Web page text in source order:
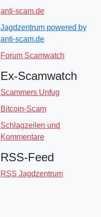
anti-scam.de
Jagdzentrum powered by
anti-scam.de
Forum Scamwatch
Ex-Scamwatch
Scammers Unfug
Bitcoin-Scam
Schlagzeilen und
Kommentare
RSS-Feed
RSS Jagdzentrum